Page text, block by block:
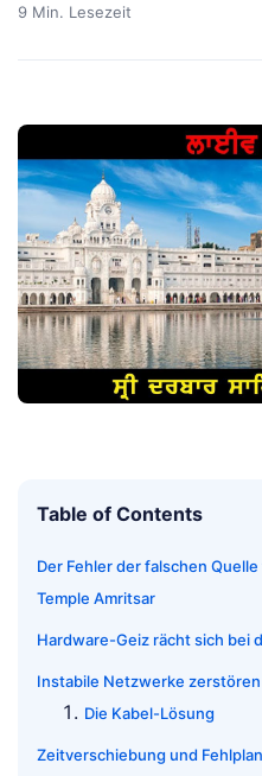
9 Min. Lesezeit
Table of Contents
Der Fehler der falschen
Temple Amritsar
Hardware-Geiz rächt sich bei
Instabile Netzwerke
Die Kabel-Lösung
Zeitverschiebung und